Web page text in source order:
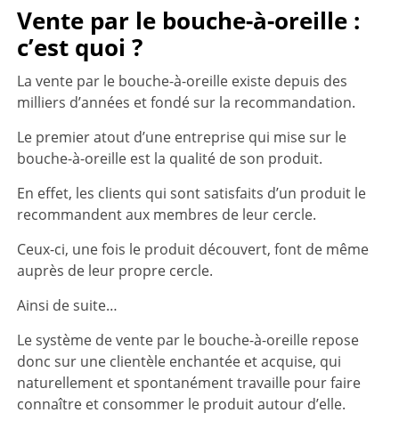
Vente par le bouche-à-oreille :
c’est quoi ?
La vente par le bouche-à-oreille existe depuis des
milliers d’années et fondé sur la recommandation.
Le premier atout d’une entreprise qui mise sur le
bouche-à-oreille est la qualité de son produit.
En effet, les clients qui sont satisfaits d’un produit le
recommandent aux membres de leur cercle.
Ceux-ci, une fois le produit découvert, font de même
auprès de leur propre cercle.
Ainsi de suite…
Le système de vente par le bouche-à-oreille repose
donc sur une clientèle enchantée et acquise, qui
naturellement et spontanément travaille pour faire
connaître et consommer le produit autour d’elle.